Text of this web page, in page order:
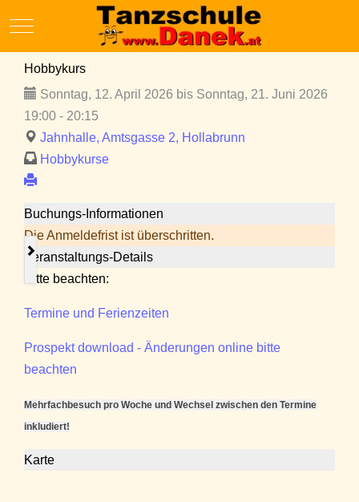
Mobile Menu Toggle
Hobbykurs
Sonntag, 12. April 2026 bis Sonntag, 21. Juni 2026
19:00 - 20:15
Jahnhalle, Amtsgasse 2, Hollabrunn
Hobbykurse
Buchungs-Informationen
Die Anmeldefrist ist überschritten.
Veranstaltungs-Details
Bitte beachten:
Termine und Ferienzeiten
Prospekt download - Änderungen online bitte
beachten
Mehrfachbesuch pro Woche und Wechsel zwischen den Termine
inkludiert!
Karte